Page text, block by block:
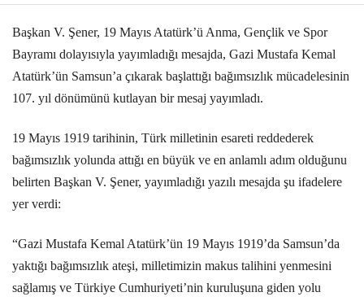
Başkan V. Şener, 19 Mayıs Atatürk’ü Anma, Gençlik ve Spor
Bayramı dolayısıyla yayımladığı mesajda, Gazi Mustafa Kemal
Atatürk’ün Samsun’a çıkarak başlattığı bağımsızlık mücadelesinin
107. yıl dönümünü kutlayan bir mesaj yayımladı.
19 Mayıs 1919 tarihinin, Türk milletinin esareti reddederek
bağımsızlık yolunda attığı en büyük ve en anlamlı adım olduğunu
belirten Başkan V. Şener, yayımladığı yazılı mesajda şu ifadelere
yer verdi:
“Gazi Mustafa Kemal Atatürk’ün 19 Mayıs 1919’da Samsun’da
yaktığı bağımsızlık ateşi, milletimizin makus talihini yenmesini
sağlamış ve Türkiye Cumhuriyeti’nin kuruluşuna giden yolu